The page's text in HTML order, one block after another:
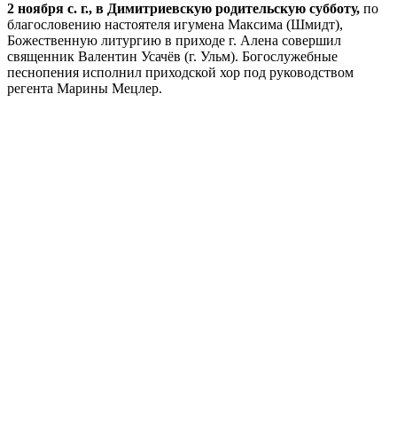
2 ноября с. г., в Димитриевскую родительскую субботу, по
благословению настоятеля игумена Максима (Шмидт),
Божественную литургию в приходе г. Алена совершил
священник Валентин Усачёв (г. Ульм). Богослужебные
песнопения исполнил приходской хор под руководством
регента Марины Мецлер.